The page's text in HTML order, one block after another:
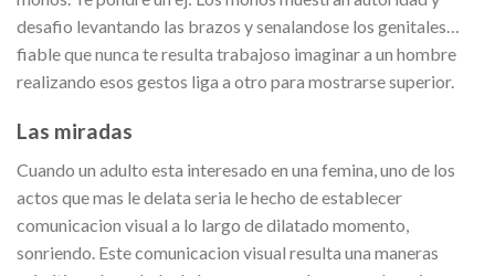
desafio levantando las brazos y senalandose los genitales…
fiable que nunca te resulta trabajoso imaginar a un hombre
realizando esos gestos liga a otro para mostrarse superior.
Las miradas
Cuando un adulto esta interesado en una femina, uno de los
actos que mas le delata seri­a le hecho de establecer
comunicacion visual a lo largo de dilatado momento,
sonriendo. Este comunicacion visual resulta una maneras